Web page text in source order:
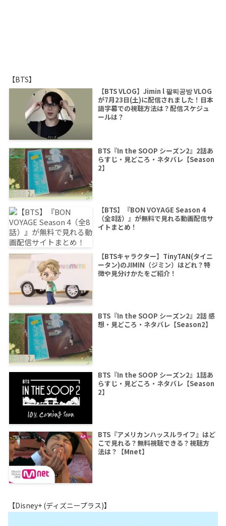
【BTS】
【BTS VLOG】Jimin l 팔찌공방 VLOG
が7月23日(土)に配信されました！日本
語字幕での視聴方法は？配信スケジュ
ールは？
BTS『In the SOOP シーズン2』2話あ
らすじ・見どころ・ネタバレ【Season
2】
【BTS】『BON VOYAGE Season 4
（全8話）』が無料で見れる動画配信サ
イトまとめ！
【BTSキャラクター】TinyTAN(タイニ
ータン)のJIMIN（ジミン）はどれ？特
徴や見分けかたをご紹介！
BTS『In the SOOP シーズン2』2話 感
想・見どころ・ネタバレ【Season2】
BTS『In the SOOP シーズン2』1話あ
らすじ・見どころ・ネタバレ【Season
2】
BTS『アメリカンハッスルライフ』はど
こで見れる？無料視聴できる？視聴方
法は？【Mnet】
【Disney+ (ディズニープラス)】